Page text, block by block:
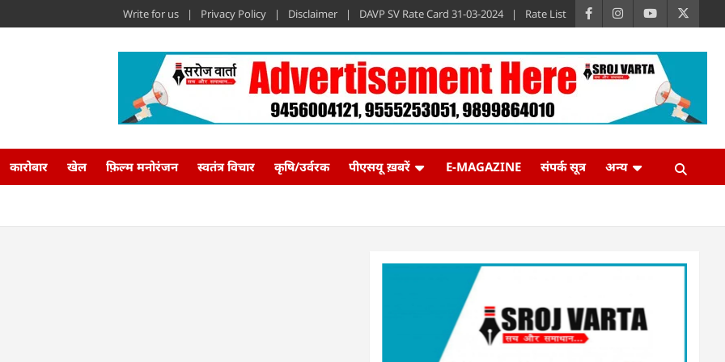
Write for us Privacy Policy Disclaimer DAVP SV Rate Card 31-03-2024 Rate List
कारोबार खेल फ़िल्म मनोरंजन स्वतंत्र विचार कृषि/उर्वरक पीएसयू ख़बरें E-MAGAZINE संपर्क सूत्र अन्य